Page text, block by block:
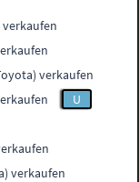
verkaufen
U
verkaufen